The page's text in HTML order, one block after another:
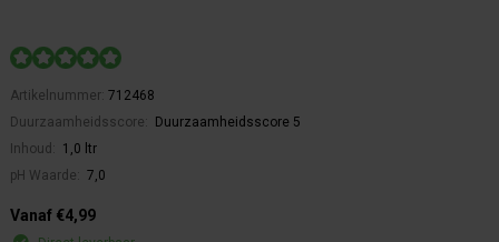
Artikelnummer: 712468
Duurzaamheidsscore:
Duurzaamheidsscore 5
Inhoud:
1,0 ltr
pH Waarde:
7,0
Vanaf €4,99